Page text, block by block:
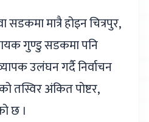
मात्रै होइन चित्रपुर,
गुण्डु सडकमा पनि
उलंघन गर्दै निर्वाचन
तस्विर अंकित पोष्टर,
छ ।